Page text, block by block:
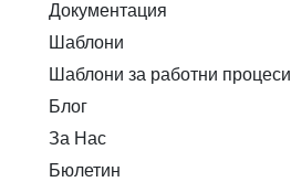
Документация
Шаблони
Шаблони за работни процеси
Блог
За Нас
Бюлетин